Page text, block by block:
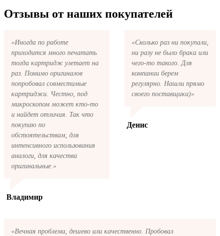
любых моделей принтеров.
Ricoh Type W2470 series на указанную вами
электронную почту придёт письмо с копией
чтобы оформить доставку. Если вы не
получили письмо с копией заказа,
пожалуйста, свяжитесь с нами через сервис
обратная связь, или позвоните.
Отзывы от наших покупателей
«Иногда по работе
приходится много печатать
тогда картридж улетает на
раз. Помимо оригиналов
попробовал совместимые
картриджи. Честно, под
микроскопом может кто-то
и найдет отличия. Так что
покупаю по
обстоятельствам, для
интенсивного использования
аналоги, для качества
оригинальные.»
Владимир
«Сколько раз ни покупали,
ни разу не было брака или
чего-то такого. Для
компании берем
регулярно. Нашли прямо
своего поставщика)»
Денис
«Вечная проблема, дешево или качественно. Пробовал